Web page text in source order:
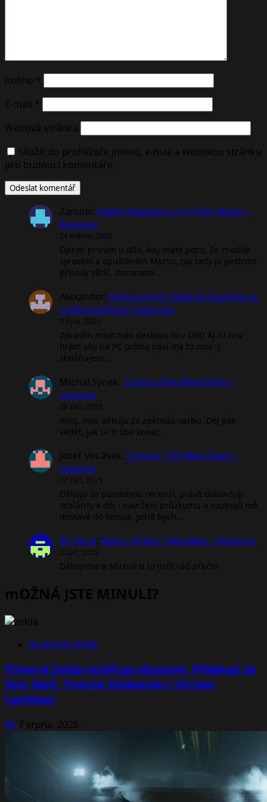
Jméno *
E-mail *
Webová stránka
Uložit do prohlížeče jméno, e-mail a webovou stránku
pro budoucí komentáře.
Zarcon: Death Stranding 2: On the Beach –
Recenze
24 května, 2026
Oproti prvním u dílu, kdy máte pocit, že chodíte
syrovém a opuštěném Marsu, tak tady je pestrost
přírody větší, dostanete…
Alexander: Desková hra Dead by Daylight se
dočká rozšíření Malicious
9 října, 2025
Zdravím mám tuto deskovu hru DBD Aj tu hru
hrám ako na PC online baví ma to moc :)
zbožňujem…
Michal Synek: Cronos: The New Dawn –
recenze
29 září, 2025
Ahoj, moc děkuju za zpětnou vazbu. Dej pak
vědět, jak se ti líbil konec.
Josef Vocásek: Cronos: The New Dawn –
recenze
17 září, 2025
Děkuju za působivou recenzí, právě dokončuji
ocelárny a děj i navržení průzkumu a soubojů mě
dostává do tempa, ještě bych…
Jiří Hora: Gears of War: Reloaded – Recenze
2 září, 2025
Děkujeme a Michal si to jistě rád přečte
mOŽNÁ JSTE MINULI?
FILMOVÁ ZÓNA
Filmová Zelda rozšiřuje obsazení. Přidávají se
Sam Neill, Yvonne Strahovski i Dichen
Lachman
Jiří7 srpna, 2026